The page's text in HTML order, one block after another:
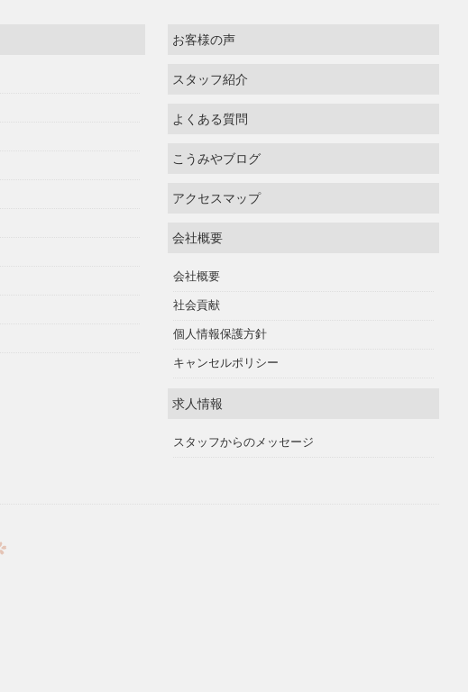
お客様の声
スタッフ紹介
よくある質問
こうみやブログ
アクセスマップ
会社概要
会社概要
社会貢献
個人情報保護方針
キャンセルポリシー
求人情報
スタッフからのメッセージ